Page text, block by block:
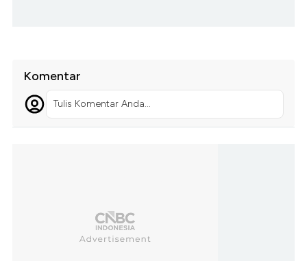
Komentar
Tulis Komentar Anda...